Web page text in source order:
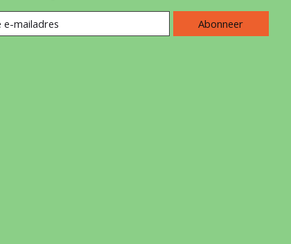
Abonneer